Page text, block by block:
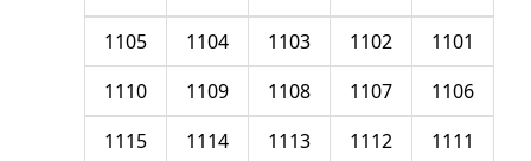
1101
1102
1103
1104
1105
1106
1107
1108
1109
1110
1111
1112
1113
1114
1115